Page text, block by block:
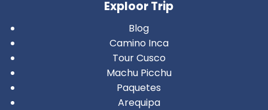
Exploor Trip
Blog
Camino Inca
Tour Cusco
Machu Picchu
Paquetes
Arequipa